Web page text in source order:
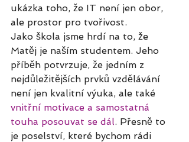
ukázka toho, že IT není jen obor,
ale prostor pro tvořivost.
Jako škola jsme hrdí na to, že
Matěj je naším studentem. Jeho
příběh potvrzuje, že jedním z
nejdůležitějších prvků vzdělávání
není jen kvalitní výuka, ale také
vnitřní motivace a samostatná
touha posouvat se dál. Přesně to
je poselství, které bychom rádi